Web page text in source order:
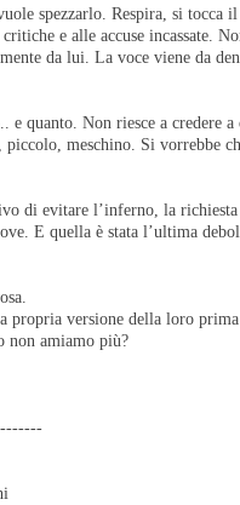
spezzarlo. Respira, si tocca
e alle accuse incassate.
da lui. La voce viene da
e quanto. Non riesce a credere
piccolo, meschino. Si vorrebbe
di evitare l’inferno, la richiesta
E quella è stata l’ultima
propria versione della loro
non amiamo più?